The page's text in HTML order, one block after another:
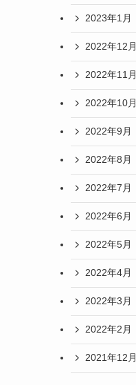
2023年1月
2022年12月
2022年11月
2022年10月
2022年9月
2022年8月
2022年7月
2022年6月
2022年5月
2022年4月
2022年3月
2022年2月
2021年12月